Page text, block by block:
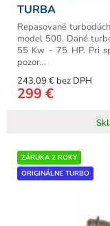
TURBA
243,09 € bez DPH
299 €
Repasované
model 500. Dané
55 Kw - 75 HP. Pri
pozor...
ZÁRUKA 2 ROKY
ORIGINÁLNE TURBO